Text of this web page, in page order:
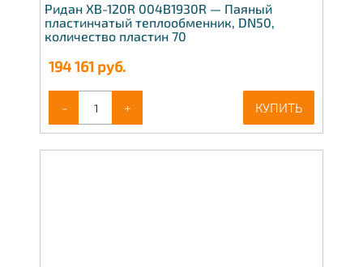
Ридан XB-120R 004B1930R — Паяный
пластинчатый теплообменник, DN50,
количество пластин 70
194 161 руб.
- + КУПИТЬ